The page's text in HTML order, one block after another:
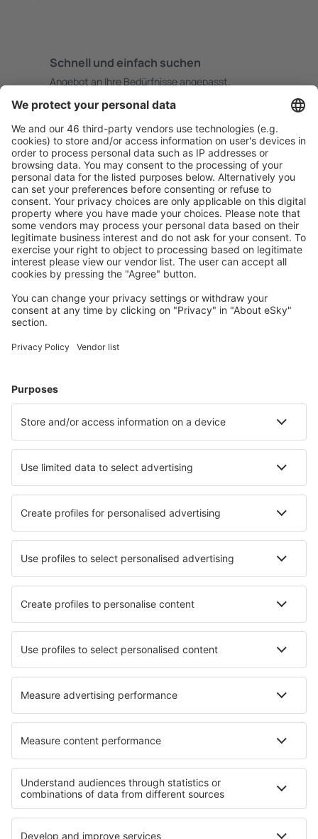
Schnell und einfach suchen
Angebot an Ihre Bedürfnisse angepasst.
Sicher planen
Buchen ohne Sorgen mit einer kostenlosen
Stornierungsoption.
Mehr sparen
Attraktive Preise und Spezialangebote für eingeloggte
Benutzer.
Unterkünfte, die Sie mögen
Wählen Sie aus über 1,3 Millionen Unterkünften: Hotels,
Meist gesuchte Hotels von eSky-Nutzern
Hotels in Mumbai Hotels in Neu-Delhi
Hotels in Jaipur Hotels in Dehradun
Hotels in Tiruchirappalli Hotels in Calangute
Die besten Hotels - Städte
Hotels in Cuellar Hotels in Asnières Hotels in Ozark
Hotels in Palma di Montechiaro Hotels in Meulebeke
Hotels in Apolda Hotels in Meigné-le-Vicomte
Hotels in Canby
Die besten Hotels - Regionen
Hotels in Goa Hotels in Goa
Hotels an den Victoriafällen Hotels in Mölltal
Hotels in Nationalpark Karkonosze Hotels in Laguna Beach